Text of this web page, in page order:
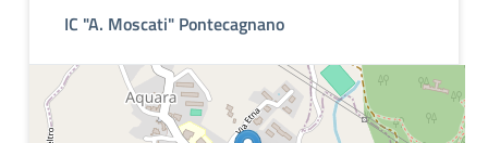
IC "A. Moscati" Pontecagnano